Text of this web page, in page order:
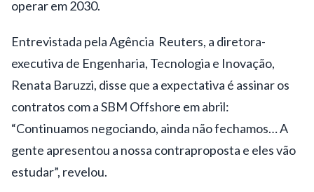
operar em 2030.
Entrevistada pela Agência Reuters, a diretora-
executiva de Engenharia, Tecnologia e Inovação,
Renata Baruzzi, disse que a expectativa é assinar os
contratos com a SBM Offshore em abril:
“Continuamos negociando, ainda não fechamos… A
gente apresentou a nossa contraproposta e eles vão
estudar”, revelou.